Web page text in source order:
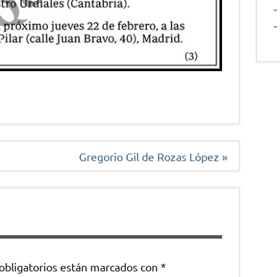
Gregorio Gil de Rozas López »
están marcados con *
-
-